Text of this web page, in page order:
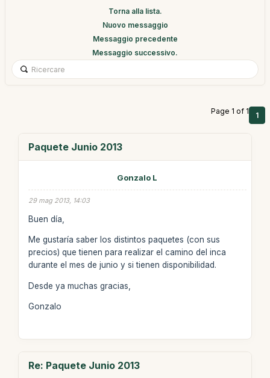
Torna alla lista.
Nuovo messaggio
Messaggio precedente
Messaggio successivo.
Page 1 of 1 1
Paquete Junio 2013
Gonzalo L
29 mag 2013, 14:03
Buen día,
Me gustaría saber los distintos paquetes (con sus
precios) que tienen para realizar el camino del inca
durante el mes de junio y si tienen disponibilidad.
Desde ya muchas gracias,
Gonzalo
Re: Paquete Junio 2013